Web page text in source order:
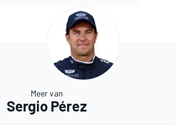
Meer van
Sergio Pérez